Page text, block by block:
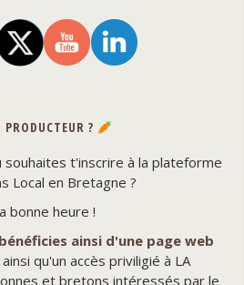
PRODUCTEUR ?
t'inscrire à la plateforme
Local en Bretagne ?
bonne heure !
ainsi d'une page web
qu'un accès priviligié à LA
et bretons intéressés par le